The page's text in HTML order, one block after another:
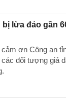
lừa đảo gần
ơn Công an
đối tượng giả